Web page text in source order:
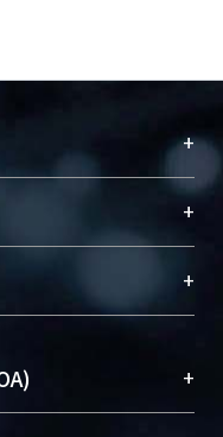
+
永久珍藏及向國際
能量，圖書館整合
）不同功能平
。期能整合研
researcher
+
+
+